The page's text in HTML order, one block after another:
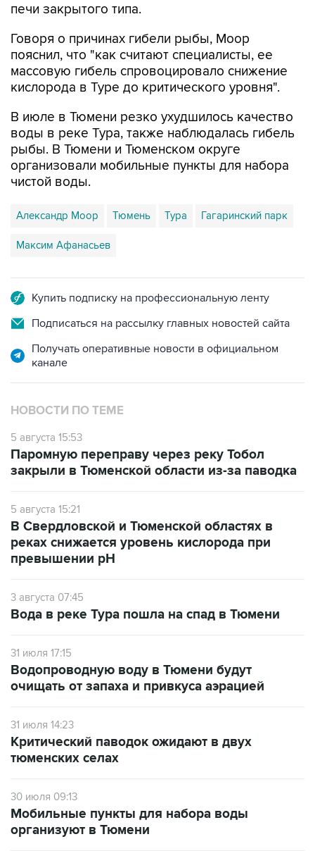
печи закрытого типа.
Говоря о причинах гибели рыбы, Моор
пояснил, что "как считают специалисты, ее
массовую гибель спровоцировало снижение
кислорода в Туре до критического уровня".
В июле в Тюмени резко ухудшилось качество
воды в реке Тура, также наблюдалась гибель
рыбы. В Тюмени и Тюменском округе
организовали мобильные пункты для набора
чистой воды.
Александр Моор Тюмень Тура Гагаринский парк
Максим Афанасьев
Купить подписку на профессиональную ленту
Подписаться на рассылку главных новостей сайта
Получать оперативные новости в официальном
канале
НОВОСТИ ПО ТЕМЕ
5 августа 15:53
Паромную переправу через реку Тобол
закрыли в Тюменской области из-за паводка
5 августа 15:21
В Свердловской и Тюменской областях в
реках снижается уровень кислорода при
превышении рН
3 августа 07:45
Вода в реке Тура пошла на спад в Тюмени
31 июля 17:15
Водопроводную воду в Тюмени будут
очищать от запаха и привкуса аэрацией
31 июля 14:23
Критический паводок ожидают в двух
тюменских селах
30 июля 09:13
Мобильные пункты для набора воды
организуют в Тюмени